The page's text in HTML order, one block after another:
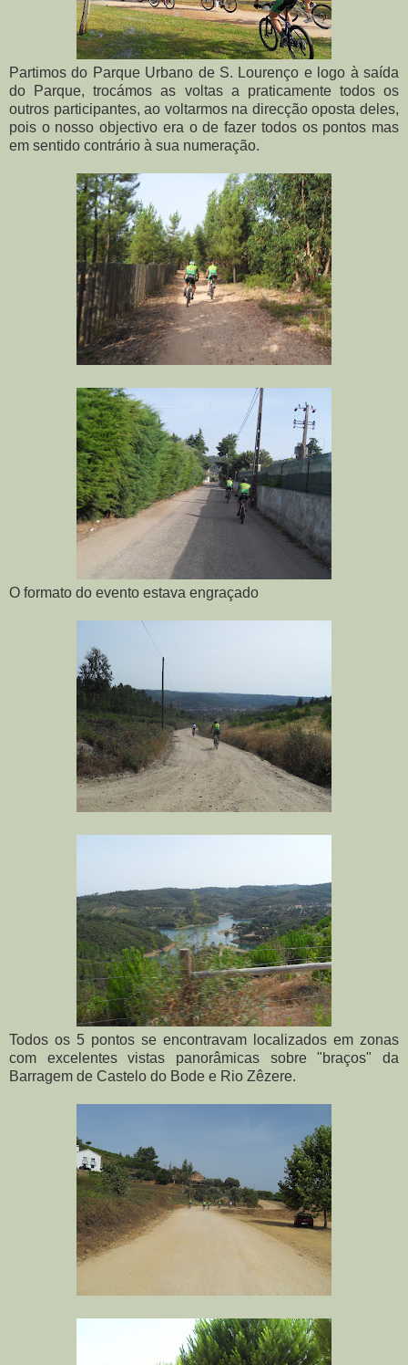
Partimos do Parque Urbano de S. Lourenço e logo à saída
do Parque, trocámos as voltas a praticamente todos os
outros participantes, ao voltarmos na direcção oposta deles,
pois o nosso objectivo era o de fazer todos os pontos mas
em sentido contrário à sua numeração.
O formato do evento estava engraçado
Todos os 5 pontos se encontravam localizados em zonas
com excelentes vistas panorâmicas sobre "braços" da
Barragem de Castelo do Bode e Rio Zêzere.